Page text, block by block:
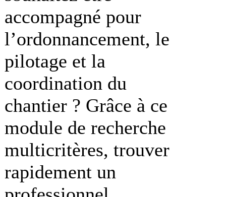
accompagné pour
l’ordonnancement, le
pilotage et la
coordination du
chantier ? Grâce à ce
module de recherche
multicritères, trouver
rapidement un